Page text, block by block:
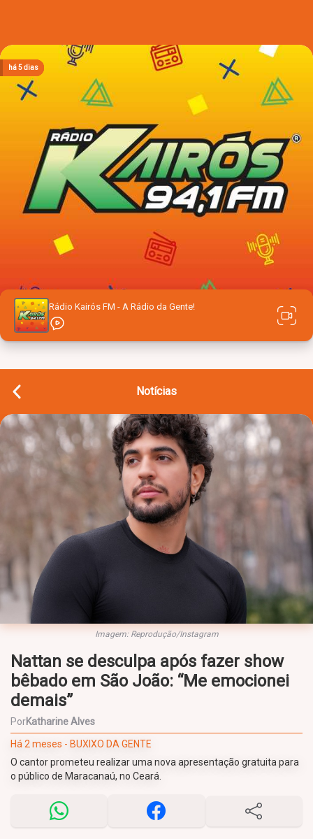
Rádio Kairós FM - A Rádio da Gente!
Notícias
Imagem: Reprodução/Instagram
Nattan se desculpa após fazer show
bêbado em São João: “Me emocionei
demais”
PorKatharine Alves
Há 2 meses - BUXIXO DA GENTE
O cantor prometeu realizar uma nova apresentação gratuita para
o público de Maracanaú, no Ceará.
há 2 dias
há 2 dias
há 2 dias
há 5 dias
há 5 dias